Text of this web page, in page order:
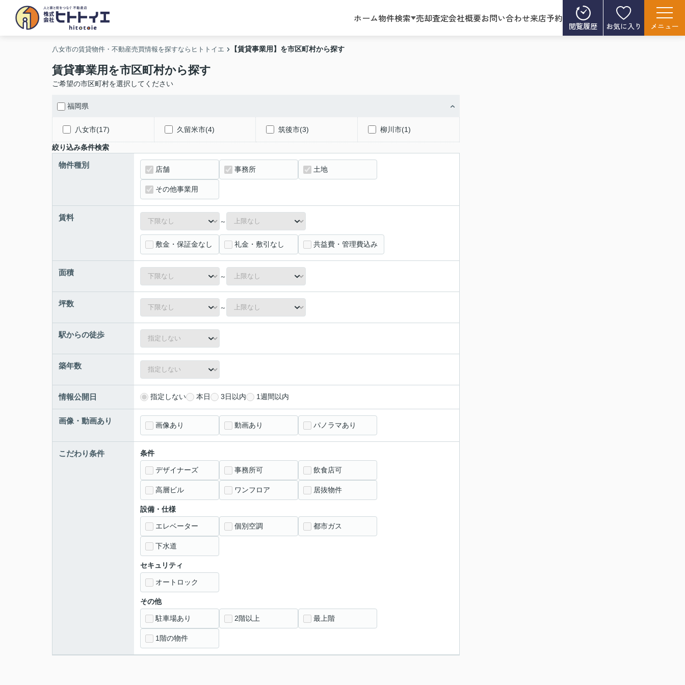
ホーム物件検索 売却査定会社概要お問い合わせ来店予約
閲覧履歴 お気に入り メニュー
八女市の賃貸物件・不動産売買情報を探すならヒトトイエ 【賃貸事業用】を市区町村から探す
賃貸事業用を市区町村から探す
ご希望の市区町村を選択してください
福岡県
八女市(17) 久留米市(4) 筑後市(3) 柳川市(1)
絞り込み条件検索
物件種別 店舗 事務所 土地
その他事業用
賃料 ～
敷金・保証金なし 礼金・敷引なし 共益費・管理費込み
面積 ～
坪数 ～
駅からの徒歩
築年数
情報公開日 指定しない 本日 3日以内 1週間以内
画像・動画あり 画像あり 動画あり パノラマあり
こだわり条件 条件
デザイナーズ 事務所可 飲食店可
高層ビル ワンフロア 居抜物件
設備・仕様
エレベーター 個別空調 都市ガス
下水道
セキュリティ
オートロック
その他
駐車場あり 2階以上 最上階
1階の物件